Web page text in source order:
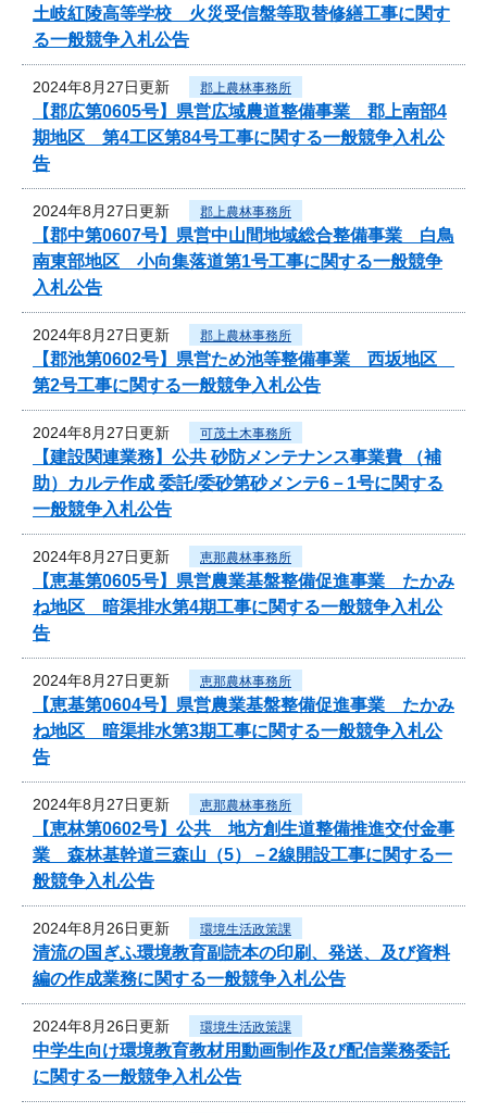
土岐紅陵高等学校 火災受信盤等取替修繕工事に関す
る一般競争入札公告
2024年8月27日更新 郡上農林事務所
【郡広第0605号】県営広域農道整備事業 郡上南部4
期地区 第4工区第84号工事に関する一般競争入札公
告
2024年8月27日更新 郡上農林事務所
【郡中第0607号】県営中山間地域総合整備事業 白鳥
南東部地区 小向集落道第1号工事に関する一般競争
入札公告
2024年8月27日更新 郡上農林事務所
【郡池第0602号】県営ため池等整備事業 西坂地区
第2号工事に関する一般競争入札公告
2024年8月27日更新 可茂土木事務所
【建設関連業務】公共 砂防メンテナンス事業費 （補
助）カルテ作成 委託/委砂第砂メンテ6－1号に関する
一般競争入札公告
2024年8月27日更新 恵那農林事務所
【恵基第0605号】県営農業基盤整備促進事業 たかみ
ね地区 暗渠排水第4期工事に関する一般競争入札公
告
2024年8月27日更新 恵那農林事務所
【恵基第0604号】県営農業基盤整備促進事業 たかみ
ね地区 暗渠排水第3期工事に関する一般競争入札公
告
2024年8月27日更新 恵那農林事務所
【恵林第0602号】公共 地方創生道整備推進交付金事
業 森林基幹道三森山（5）－2線開設工事に関する一
般競争入札公告
2024年8月26日更新 環境生活政策課
清流の国ぎふ環境教育副読本の印刷、発送、及び資料
編の作成業務に関する一般競争入札公告
2024年8月26日更新 環境生活政策課
中学生向け環境教育教材用動画制作及び配信業務委託
に関する一般競争入札公告